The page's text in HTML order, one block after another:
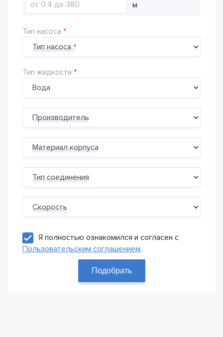
м
Тип насоса
Тип насоса
Тип жидкости
Производитель
Материал корпуса
Тип соединения
Скорость
Я полностью ознакомился и согласен с
Пользовательским соглашением.
Подобрать